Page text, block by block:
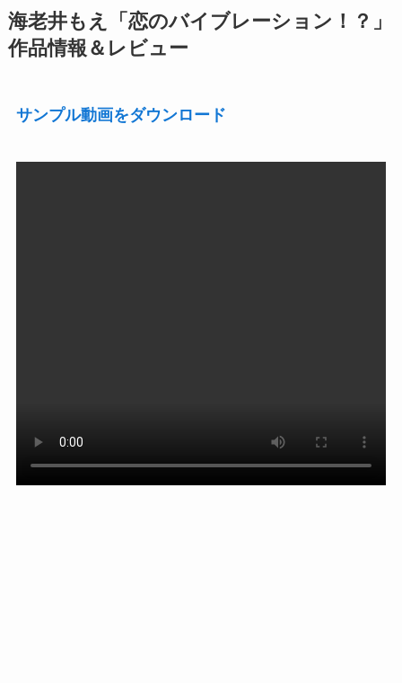
海老井もえ「恋のバイブレーション！？」
作品情報＆レビュー
サンプル動画をダウンロード